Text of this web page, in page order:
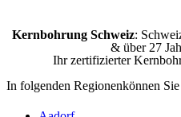
Kernbohrung Schweiz:
& über 27
Ihr zertifizierter
In folgenden Regionenkönnen